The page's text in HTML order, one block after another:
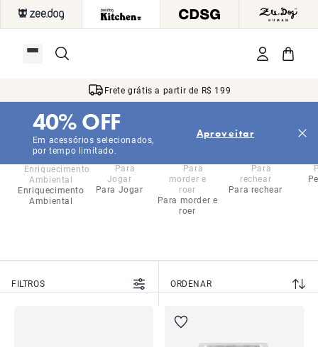
Frete grátis a partir de R$ 199
Em acessórios selecionados,
por tempo limitado.
40% OFF Aproveitar
Com Catnip
Início|Kitchen|...|Gatos
Enriquecimento
Ambiental
Para Jogar
Para morder e
roer
Para rechear
FILTROS ORDENAR